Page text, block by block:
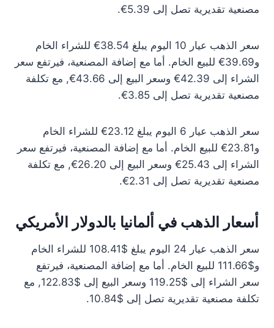
مصنعية تقديرية تصل إلى 5.39€.
سعر الذهب عيار 10 اليوم يبلغ 38.54€ للشراء الخام
و39.69€ للبيع الخام. أما مع إضافة المصنعية، فيرتفع سعر
الشراء إلى 42.39€ وسعر البيع إلى 43.66€, مع تكلفة
مصنعية تقديرية تصل إلى 3.85€.
سعر الذهب عيار 6 اليوم يبلغ 23.12€ للشراء الخام
و23.81€ للبيع الخام. أما مع إضافة المصنعية، فيرتفع سعر
الشراء إلى 25.43€ وسعر البيع إلى 26.20€, مع تكلفة
مصنعية تقديرية تصل إلى 2.31€.
أسعار الذهب في ألمانيا بالدولار الأمريكي
سعر الذهب عيار 24 اليوم يبلغ $108.41 للشراء الخام
و$111.66 للبيع الخام. أما مع إضافة المصنعية، فيرتفع
سعر الشراء إلى $119.25 وسعر البيع إلى $122.83, مع
تكلفة مصنعية تقديرية تصل إلى $10.84.